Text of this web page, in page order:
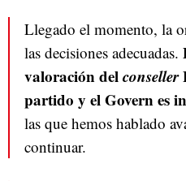
Llegado el momento, la
las decisiones adecuadas.
valoración delconseller
partido y el Govern es
las que hemos hablado
continuar.